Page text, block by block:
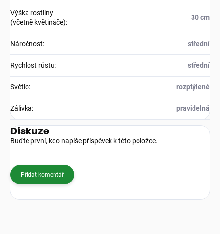
Výška rostliny
(včetně květináče):
30 cm
Náročnost: střední
Rychlost růstu: střední
Světlo: rozptýlené
Zálivka: pravidelná
Diskuze
Buďte první, kdo napíše příspěvek k této položce.
Přidat komentář